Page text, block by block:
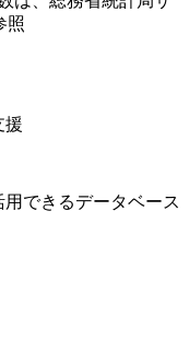
照
援
できるデータベース